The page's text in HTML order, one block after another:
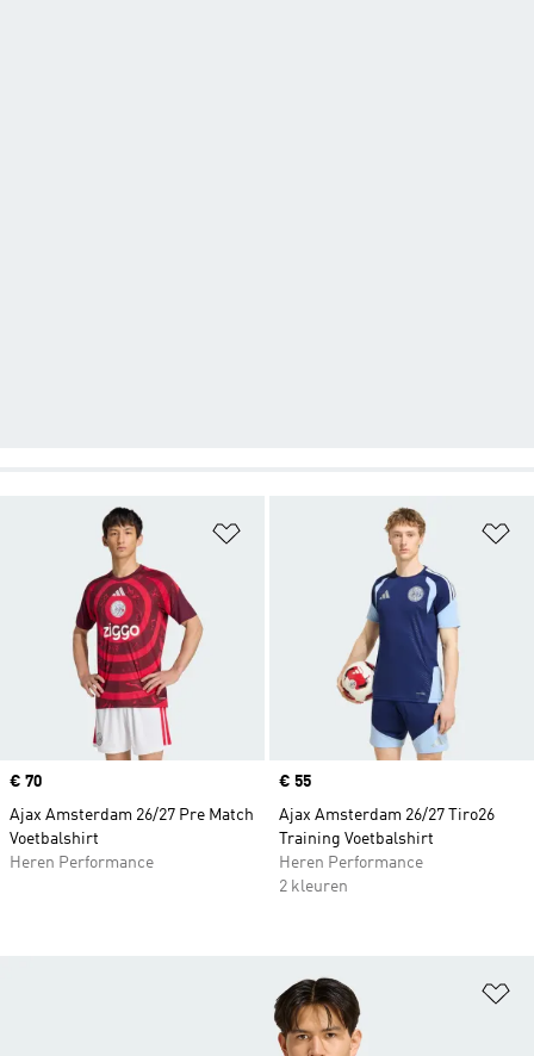
Op verlanglijst zetten
Price
€ 70
Ajax Amsterdam 26/27 Pre Match
Voetbalshirt
Heren Performance
Price
€ 55
Ajax Amsterdam 26/27 Tiro26
Training Voetbalshirt
Heren Performance
2 kleuren